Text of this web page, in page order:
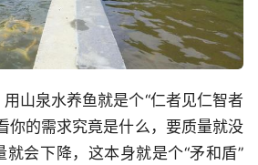
山泉水养鱼就是个“仁者见仁智者
你的需求究竟是什么，要质量就没
就会下降，这本身就是个“矛和盾”